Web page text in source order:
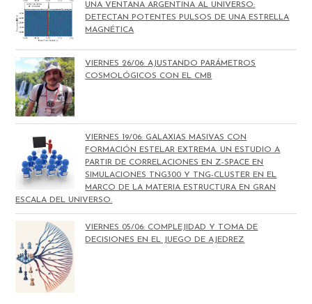
UNA VENTANA ARGENTINA AL UNIVERSO:
DETECTAN POTENTES PULSOS DE UNA ESTRELLA
MAGNÉTICA
VIERNES 26/06: AJUSTANDO PARÁMETROS
COSMOLÓGICOS CON EL CMB
VIERNES 19/06: GALAXIAS MASIVAS CON
FORMACIÓN ESTELAR EXTREMA. UN ESTUDIO A
PARTIR DE CORRELACIONES EN Z-SPACE EN
SIMULACIONES TNG300 Y TNG-CLUSTER EN EL
MARCO DE LA MATERIA ESTRUCTURA EN GRAN
ESCALA DEL UNIVERSO.
VIERNES 05/06: COMPLEJIDAD Y TOMA DE
DECISIONES EN EL JUEGO DE AJEDREZ